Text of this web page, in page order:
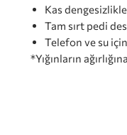
Kas
Tam sırt pedi
Telefon ve su
*Yığınların